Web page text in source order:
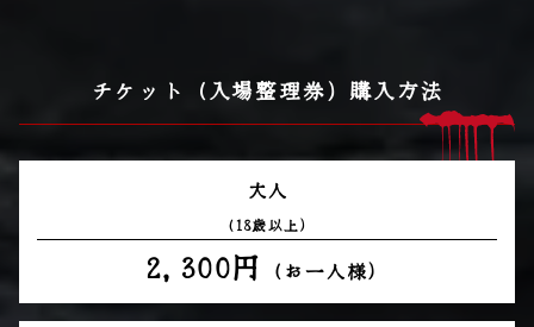
チケット（入場整理券）購入方法
大人
（18歳以上）
2,300円 （お一人様）